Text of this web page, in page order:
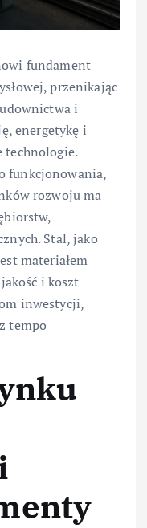
fundament
przenikając
i
energetykę i
technologie.
funkcjonowania,
rozwoju ma
Stal, jako
materiałem
i koszt
inwestycji,
tempo